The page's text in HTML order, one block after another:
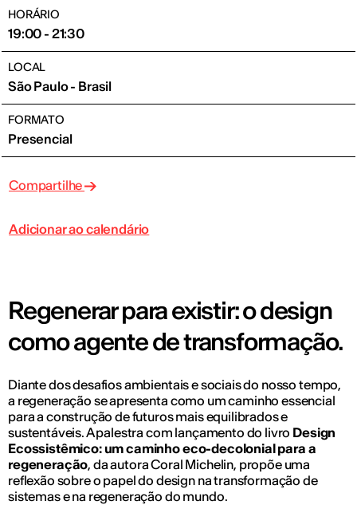
HORÁRIO
19:00 - 21:30
LOCAL
São Paulo - Brasil
FORMATO
Presencial
Compartilhe
Adicionar ao calendário
Regenerar para existir: o design
como agente de transformação.
Diante dos desafios ambientais e sociais do nosso tempo,
a regeneração se apresenta como um caminho essencial
para a construção de futuros mais equilibrados e
sustentáveis. A palestra com lançamento do livro Design
Ecossistêmico: um caminho eco-decolonial para a
regeneração, da autora Coral Michelin, propõe uma
reflexão sobre o papel do design na transformação de
sistemas e na regeneração do mundo.